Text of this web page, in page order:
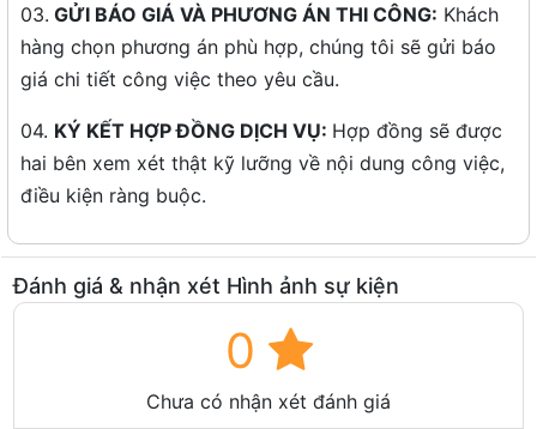
03. GỬI BÁO GIÁ VÀ PHƯƠNG ÁN THI CÔNG: Khách
hàng chọn phương án phù hợp, chúng tôi sẽ gửi báo
giá chi tiết công việc theo yêu cầu.
04. KÝ KẾT HỢP ĐỒNG DỊCH VỤ: Hợp đồng sẽ được
hai bên xem xét thật kỹ lưỡng về nội dung công việc,
điều kiện ràng buộc.
Đánh giá & nhận xét Hình ảnh sự kiện
0
Chưa có nhận xét đánh giá